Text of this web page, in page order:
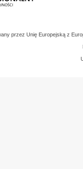
przez Unię Europejską z